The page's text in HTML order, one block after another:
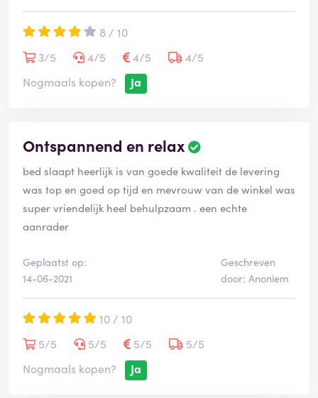
8 / 10
3/5
4/5 4/5
4/5
Nogmaals kopen?
Ja
Ontspannend en relax
bed slaapt heerlijk is van goede kwaliteit de levering
was top en goed op tijd en mevrouw van de winkel was
super vriendelijk heel behulpzaam . een echte
aanrader
Geplaatst op:
14-06-2021
Geschreven
door: Anoniem
10 / 10
5/5
5/5 5/5
5/5
Nogmaals kopen?
Ja